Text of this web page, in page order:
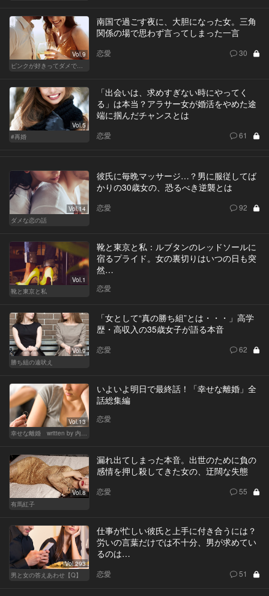
Vol.9
ピンクが好きってダメですか？
南国で過ごす夜に、大胆になった女。三角
関係の場で思わず言ってしまった一言
恋愛 30
Vol.5
#再婚
「出会いは、求めすぎない時にやってく
る」は本当？アラサー女が婚活をやめた途
端に掴んだチャンスとは
恋愛 61
Vol.14
ダメな恋の話
彼氏に毎晩マッサージ…？男に服従してば
かりの30歳女の、恐るべき逆襲とは
恋愛 92
Vol.1
靴と東京と私
靴と東京と私：ルブタンのレッドソールに
宿るプライド。女の裏切りはいつの日も突
然…
恋愛
Vol.9
勝ち組の遠吠え
「女として“真の勝ち組”とは・・・」高学
歴・高収入の35歳女子が語る本音
恋愛 62
Vol.13
幸せな離婚 written by 内埜さくら
いよいよ明日で最終話！「幸せな離婚」全
話総集編
恋愛
Vol.8
有馬紅子
漏れ出てしまった本音。出世のために負の
感情を押し殺してきた女の、迂闊な失態
恋愛 55
Vol.293
男と女の答えあわせ【Q】
仕事が忙しい彼氏と上手に付き合うには？
労いの言葉だけでは不十分、男が求めてい
るのは…
恋愛 51